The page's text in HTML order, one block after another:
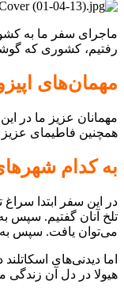
ماجرای سفر ما به
رفتیم، کشوری که
مهمان‌های
همچنین فاطیمای عزیز
به کدام
در این سفر ابتدا
تلخ آنان گفتیم. سپس
می‌توان یافت. سپس به
اما دیدنی‌های
هیولا در دل آن زندگی